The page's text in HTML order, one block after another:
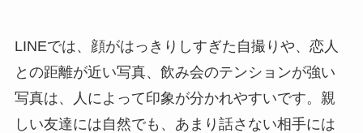
LINEでは、顔がはっきりしすぎた自撮りや、恋人
との距離が近い写真、飲み会のテンションが強い
写真は、人によって印象が分かれやすいです。親
しい友達には自然でも、あまり話さない相手には